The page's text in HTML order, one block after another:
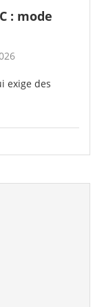
: mode
exige des